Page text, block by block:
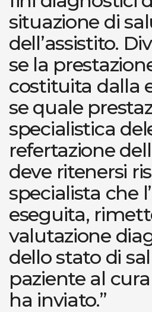
situazione di
dell’assistito.
se la
costituita dalla
se quale
specialistica
refertazione
deve ritenersi
specialista che
eseguita,
valutazione
dello stato di
paziente al
ha inviato.”